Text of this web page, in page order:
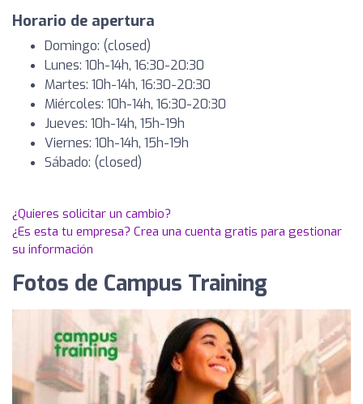
Horario de apertura
Domingo: (closed)
Lunes: 10h-14h, 16:30-20:30
Martes: 10h-14h, 16:30-20:30
Miércoles: 10h-14h, 16:30-20:30
Jueves: 10h-14h, 15h-19h
Viernes: 10h-14h, 15h-19h
Sábado: (closed)
¿Quieres solicitar un cambio?
¿Es esta tu empresa? Crea una cuenta gratis para gestionar
su información
Fotos de Campus Training